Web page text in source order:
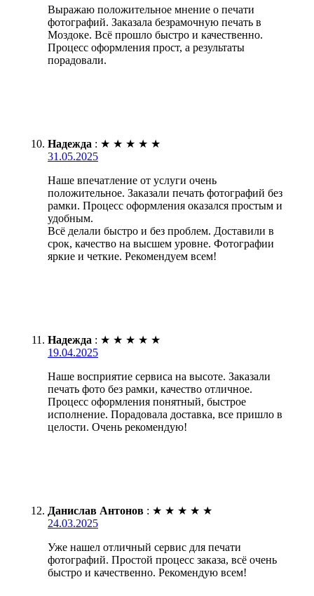
Выражаю положительное мнение о печати
фотографий. Заказала безрамочную печать в
Моздоке. Всё прошло быстро и качественно.
Процесс оформления прост, а результаты
порадовали.
Надежда : ★ ★ ★ ★ ★
31.05.2025
Наше впечатление от услуги очень
положительное. Заказали печать фотографий без
рамки. Процесс оформления оказался простым и
удобным.
Всё делали быстро и без проблем. Доставили в
срок, качество на высшем уровне. Фотографии
яркие и четкие. Рекомендуем всем!
Надежда : ★ ★ ★ ★ ★
19.04.2025
Наше восприятие сервиса на высоте. Заказали
печать фото без рамки, качество отличное.
Процесс оформления понятный, быстрое
исполнение. Порадовала доставка, все пришло в
целости. Очень рекомендую!
Данислав Антонов : ★ ★ ★ ★ ★
24.03.2025
Уже нашел отличный сервис для печати
фотографий. Простой процесс заказа, всё очень
быстро и качественно. Рекомендую всем!